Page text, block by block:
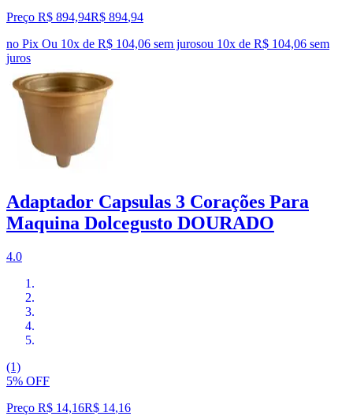
Preço R$ 894,94R$ 894,94
no Pix Ou 10x de R$ 104,06 sem jurosou 10x de R$ 104,06 sem
juros
Adaptador Capsulas 3 Corações Para
Maquina Dolcegusto DOURADO
4.0
(1)
5% OFF
Preço R$ 14,16R$ 14,16